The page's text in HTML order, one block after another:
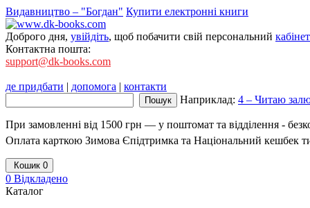
Видавництво – "Богдан" Купити електронні книги
Доброго дня, увійдіть, щоб побачити свій персональний кабінет
Контактна пошта:
support@dk-books.com
де придбати | допомога | контакти
Наприклад: 4 – Читаю
При замовленні від 1500 грн — у поштомат та відділення -
Оплата карткою Зимова Єпідтримка та Національний кешбек
Кошик 0
0 Відкладено
Каталог